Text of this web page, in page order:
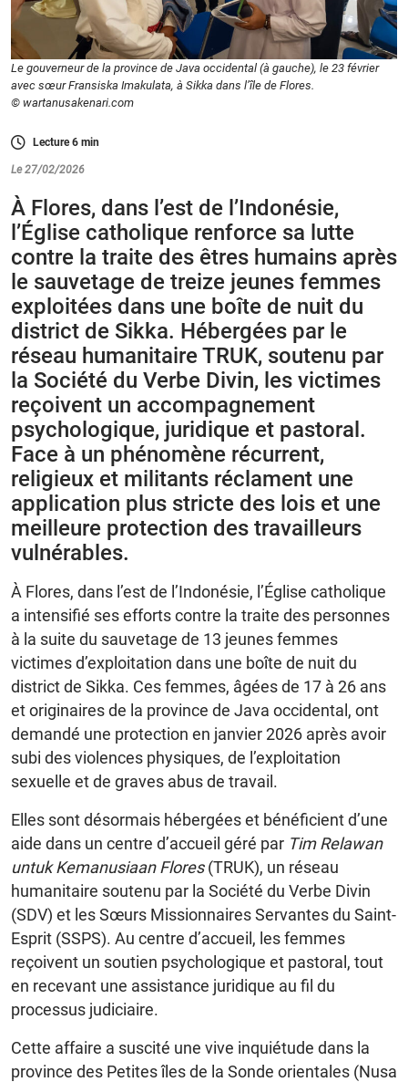
Le gouverneur de la province de Java occidental (à gauche), le 23 février
avec sœur Fransiska Imakulata, à Sikka dans l’île de Flores.
© wartanusakenari.com
Lecture6 min
Le 27/02/2026
À Flores, dans l’est de l’Indonésie,
l’Église catholique renforce sa lutte
contre la traite des êtres humains après
le sauvetage de treize jeunes femmes
exploitées dans une boîte de nuit du
district de Sikka. Hébergées par le
réseau humanitaire TRUK, soutenu par
la Société du Verbe Divin, les victimes
reçoivent un accompagnement
psychologique, juridique et pastoral.
Face à un phénomène récurrent,
religieux et militants réclament une
application plus stricte des lois et une
meilleure protection des travailleurs
vulnérables.
À Flores, dans l’est de l’Indonésie, l’Église catholique
a intensifié ses efforts contre la traite des personnes
à la suite du sauvetage de 13 jeunes femmes
victimes d’exploitation dans une boîte de nuit du
district de Sikka. Ces femmes, âgées de 17 à 26 ans
et originaires de la province de Java occidental, ont
demandé une protection en janvier 2026 après avoir
subi des violences physiques, de l’exploitation
sexuelle et de graves abus de travail.
Elles sont désormais hébergées et bénéficient d’une
aide dans un centre d’accueil géré par Tim Relawan
untuk Kemanusiaan Flores(TRUK), un réseau
humanitaire soutenu par la Société du Verbe Divin
(SDV) et les Sœurs Missionnaires Servantes du Saint-
Esprit (SSPS). Au centre d’accueil, les femmes
reçoivent un soutien psychologique et pastoral, tout
en recevant une assistance juridique au fil du
processus judiciaire.
Cette affaire a suscité une vive inquiétude dans la
province des Petites îles de la Sonde orientales (Nusa